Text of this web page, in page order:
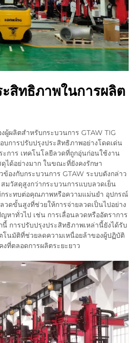
สิทธิภาพในการผลิต
ผลิตสำหรับกระบวนการ GTAW TIG
การปรับปรุงประสิทธิภาพอย่างโดดเด่น
การ เทคโนโลยีลวดที่ถูกอุ่นก่อนใช้งาน
ได้อย่างมาก ในขณะที่ยังคงรักษา
องกับกระบวนการ GTAW ระบบดังกล่าว
มวัสดุสูงกว่ากระบวนการแบบลวดเย็น
กระทบต่อคุณภาพหรือความแม่นยำ อุปกรณ์
วดขั้นสูงที่ช่วยให้การจ่ายลวดเป็นไปอย่าง
หาทั่วไป เช่น การเลื่อนลวดหรืออัตราการ
นี้ การปรับปรุงประสิทธิภาพเหล่านี้ยังได้รับ
โนมัติที่ช่วยลดความเหนื่อยล้าของผู้ปฏิบัติ
ที่ตลอดการผลิตระยะยาว